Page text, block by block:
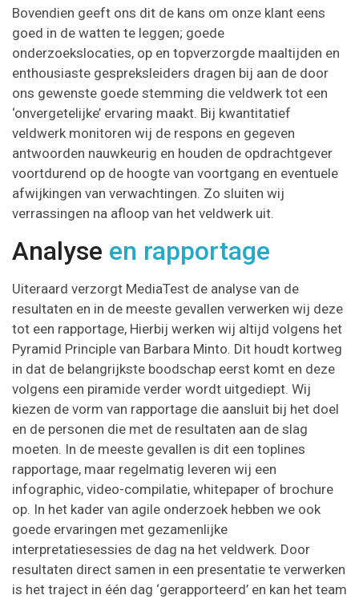
Bovendien geeft ons dit de kans om onze klant eens
goed in de watten te leggen; goede
onderzoekslocaties, op en topverzorgde maaltijden en
enthousiaste gespreksleiders dragen bij aan de door
ons gewenste goede stemming die veldwerk tot een
‘onvergetelijke’ ervaring maakt. Bij kwantitatief
veldwerk monitoren wij de respons en gegeven
antwoorden nauwkeurig en houden de opdrachtgever
voortdurend op de hoogte van voortgang en eventuele
afwijkingen van verwachtingen. Zo sluiten wij
verrassingen na afloop van het veldwerk uit.
Analyse en rapportage
Uiteraard verzorgt MediaTest de analyse van de
resultaten en in de meeste gevallen verwerken wij deze
tot een rapportage, Hierbij werken wij altijd volgens het
Pyramid Principle van Barbara Minto. Dit houdt kortweg
in dat de belangrijkste boodschap eerst komt en deze
volgens een piramide verder wordt uitgediept. Wij
kiezen de vorm van rapportage die aansluit bij het doel
en de personen die met de resultaten aan de slag
moeten. In de meeste gevallen is dit een toplines
rapportage, maar regelmatig leveren wij een
infographic, video-compilatie, whitepaper of brochure
op. In het kader van agile onderzoek hebben we ook
goede ervaringen met gezamenlijke
interpretatiesessies de dag na het veldwerk. Door
resultaten direct samen in een presentatie te verwerken
is het traject in één dag ‘gerapporteerd’ en kan het team